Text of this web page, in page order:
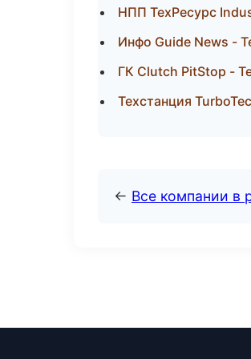
НПП ТехРесурс
Инфо Guide News -
ГК Clutch PitStop -
Техстанция
← Все компании в